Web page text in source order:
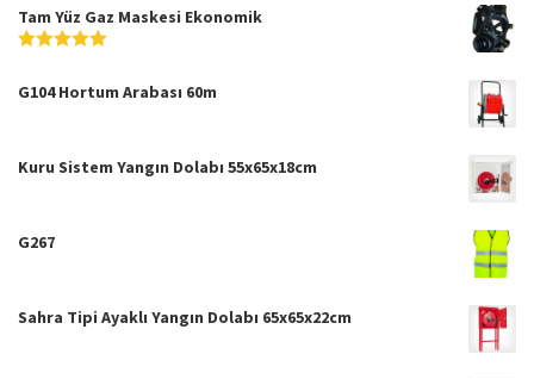
Tam Yüz Gaz Maskesi Ekonomik
G104 Hortum Arabası 60m
Kuru Sistem Yangın Dolabı 55x65x18cm
G267
Sahra Tipi Ayaklı Yangın Dolabı 65x65x22cm